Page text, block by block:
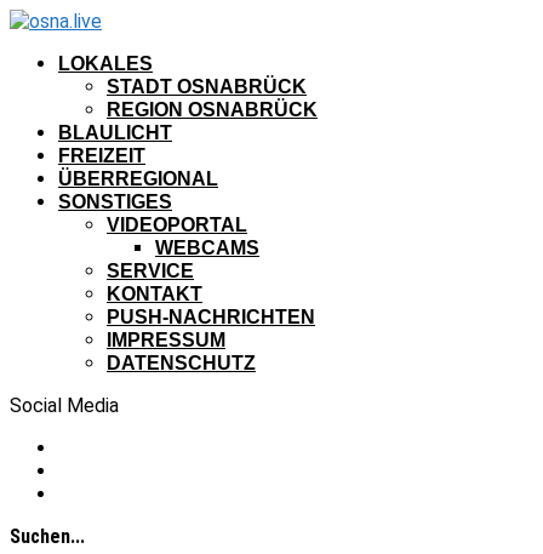
LOKALES
STADT OSNABRÜCK
REGION OSNABRÜCK
BLAULICHT
FREIZEIT
ÜBERREGIONAL
SONSTIGES
VIDEOPORTAL
WEBCAMS
SERVICE
KONTAKT
PUSH-NACHRICHTEN
IMPRESSUM
DATENSCHUTZ
Social Media
Suchen...